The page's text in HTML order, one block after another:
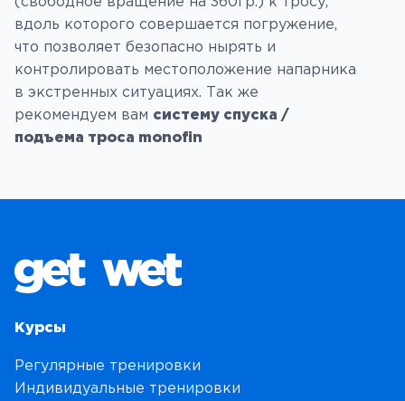
р
а
Л
а
й
н
е
ь
р
)
д
вдоль которого совершается погружение,
что позволяет безопасно нырять и
контролировать местоположение напарника
в экстренных ситуациях. Так же
рекомендуем вам систему спуска /
подъема троса monofin
Курсы
Регулярные тренировки
Индивидуальные тренировки